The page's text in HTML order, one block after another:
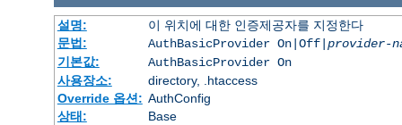
설명:
이 위치에 대한 인증제공자를 지정한다
문법:
AuthBasicProvider On|Off| provider-
기본값:
AuthBasicProvider On
사용장소:
directory, .htaccess
Override 옵션: AuthConfig
상태:
Base